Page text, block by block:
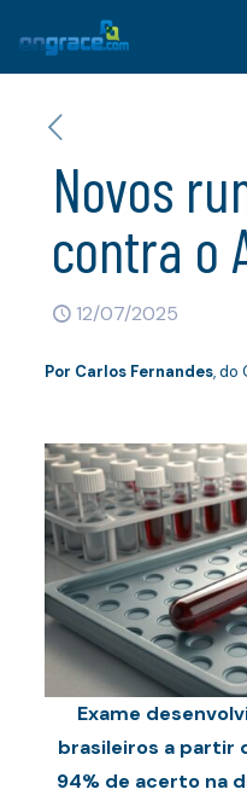
Novos
contra o
12/07/2025
Por Carlos Fernandes, do
Exame
brasileiros a partir
94% de acerto na